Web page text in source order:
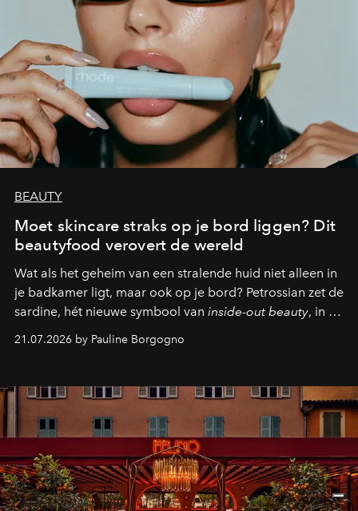
BEAUTY
Moet skincare straks op je bord liggen? Dit
beautyfood verovert de wereld
Wat als het geheim van een stralende huid niet alleen in
je badkamer ligt, maar ook op je bord? Petrossian zet de
sardine, hét nieuwe symbool van inside-out beauty, in de
kijker met twee gastronomische creaties.
21.07.2026 by Pauline Borgogno